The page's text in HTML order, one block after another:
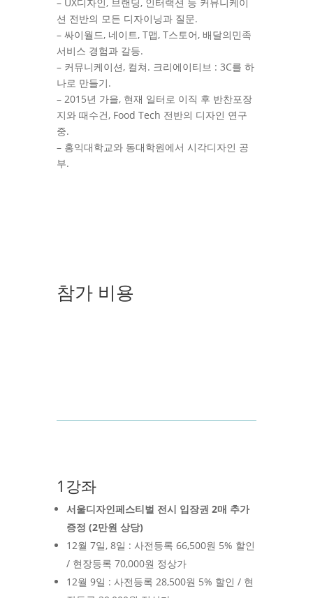
션 전반의 모든 디자이닝과 질문.
– 싸이월드, 네이트, T맵, T스토어, 배달의민족
서비스 경험과 갈등.
– 커뮤니케이션, 컬쳐. 크리에이티브 : 3C를 하
나로 만들기.
– 2015년 가을, 현재 일터로 이직 후 반찬포장
지와 때수건, Food Tech 전반의 디자인 연구
중.
– 홍익대학교와 동대학원에서 시각디자인 공
부.
참가 비용
1강좌
서울디자인페스티벌 전시 입장권 2매 추가
증정 (2만원 상당)
12월 7일, 8일 : 사전등록 66,500원 5% 할인
/ 현장등록 70,000원 정상가
12월 9일 : 사전등록 28,500원 5% 할인 / 현